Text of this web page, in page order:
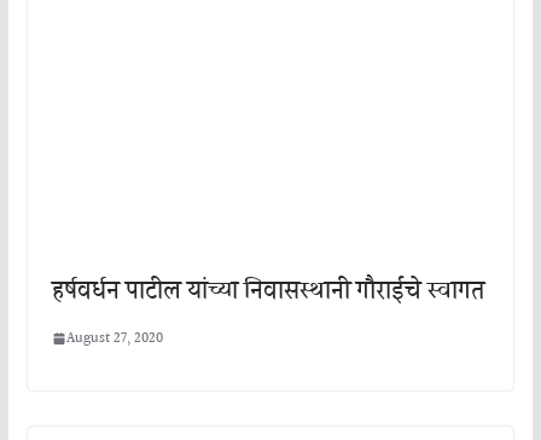
हर्षवर्धन पाटील यांच्या निवासस्थानी गौराईचे स्वागत
August 27, 2020